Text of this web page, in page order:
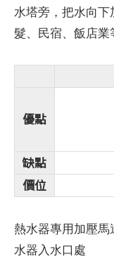
水塔旁，把水向
髮、民宿、飯店
優點
缺點
價位
熱水器專用加壓
水器入水口處